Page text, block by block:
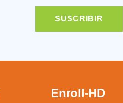
SUSCRIBIR
Enroll-HD